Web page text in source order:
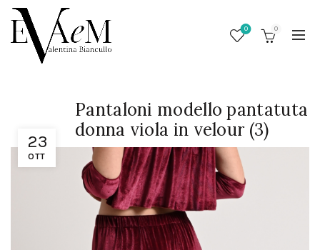
0 0
23
OTT
Pantaloni modello pantatuta
donna viola in velour (3)